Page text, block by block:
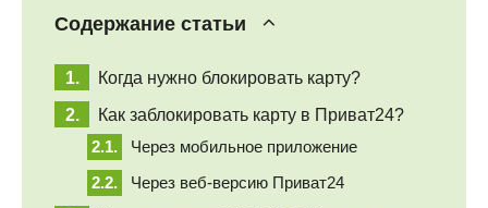
Содержание статьи
Когда нужно блокировать карту?
Как заблокировать карту в Приват24?
Через мобильное приложение
Через веб-версию Приват24